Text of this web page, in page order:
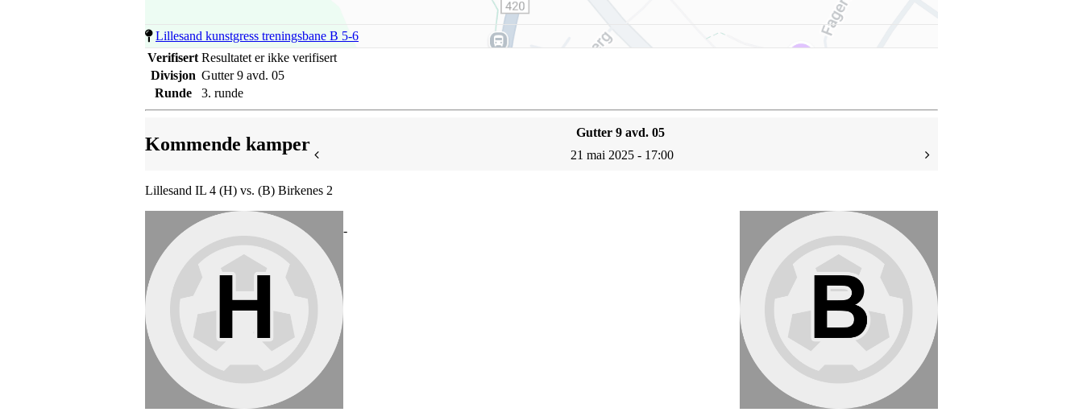
Lillesand kunstgress treningsbane B 5-6
Verifisert Resultatet er ikke verifisert
Divisjon Gutter 9 avd. 05
Runde
3. runde
Kommende kamper
Gutter 9 avd. 05
21 mai 2025 - 17:00
Lillesand IL 4 (H) vs. (B) Birkenes 2
-